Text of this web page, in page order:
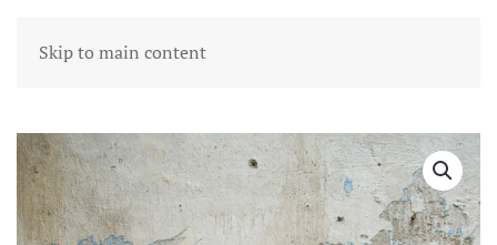
Skip to main content